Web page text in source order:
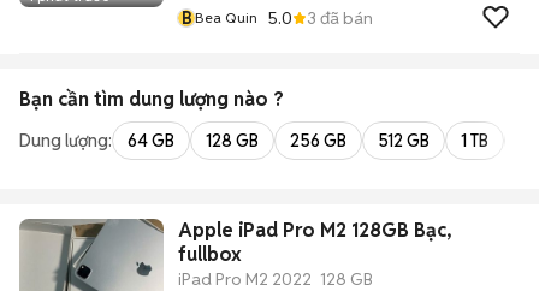
BBea Quin 5.0 3 đã bán
Bạn cần tìm dung lượng nào ?
Dung lượng: 64 GB 128 GB 256 GB 512 GB 1 TB
Apple iPad Pro M2 128GB Bạc,
fullbox
iPad Pro M2 2022 128 GB